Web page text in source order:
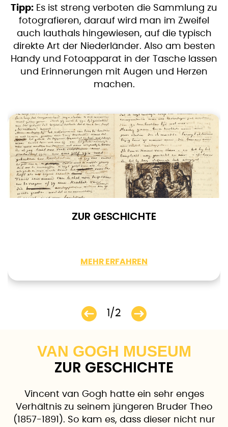
Tipp: Es ist streng verboten die Sammlung zu
fotografieren, darauf wird man im Zweifel
auch lauthals hingewiesen, auf die typisch
direkte Art der Niederländer. Also am besten
Handy und Fotoapparat in der Tasche lassen
und Erinnerungen mit Augen und Herzen
machen.
ZUR GESCHICHTE
MEHR ERFAHREN
1/2
VAN GOGH MUSEUM
ZUR GESCHICHTE
Vincent van Gogh hatte ein sehr enges
Verhältnis zu seinem jüngeren Bruder Theo
(1857-1891). So kam es, dass dieser nicht nur